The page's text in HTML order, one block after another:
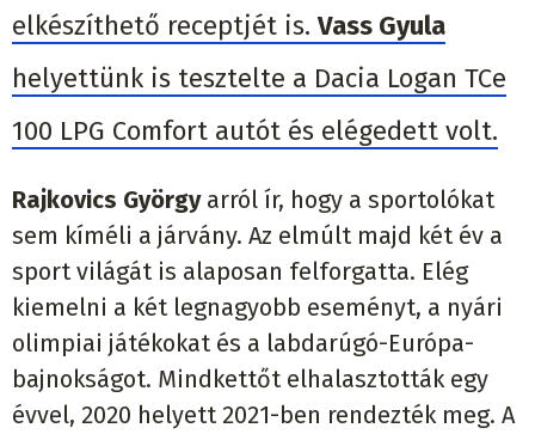
elkészíthető receptjét is.Vass Gyula
helyettünk is tesztelte a Dacia Logan TCe
100 LPG Comfort autót és elégedett volt.
Rajkovics Györgyarról ír, hogy a sportolókat
sem kíméli a járvány. Az elmúlt majd két év a
sport világát is alaposan felforgatta. Elég
kiemelni a két legnagyobb eseményt, a nyári
olimpiai játékokat és a labdarúgó-Európa-
bajnokságot. Mindkettőt elhalasztották egy
évvel, 2020 helyett 2021-ben rendezték meg. A